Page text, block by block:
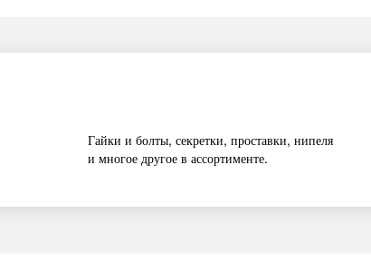
Гайки и болты, секретки, проставки, нипеля
и многое другое в ассортименте.